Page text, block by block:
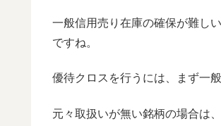
一般信用売り在庫の確保が難し
ですね。
優待クロスを行うには、まず一
元々取扱いが無い銘柄の場合は